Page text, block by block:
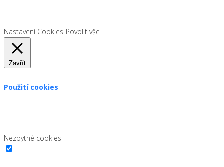
Nastavení Cookies Povolit vše
Zavřít
Použití cookies
Nezbytné cookies